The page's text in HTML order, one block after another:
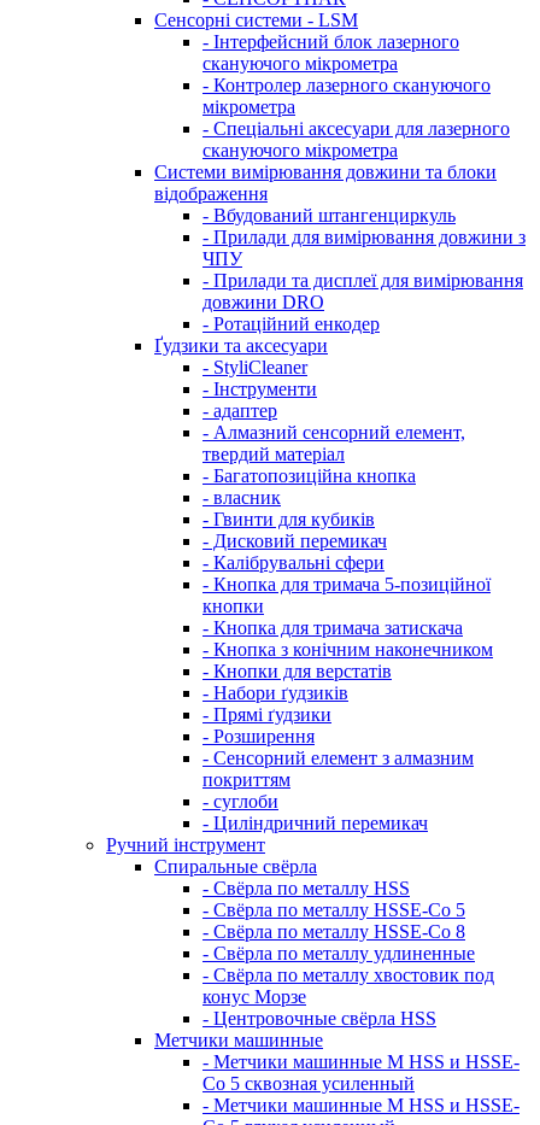
Сенсорні системи - LSM
- Інтерфейсний блок лазерного
скануючого мікрометра
- Контролер лазерного скануючого
мікрометра
- Спеціальні аксесуари для лазерного
скануючого мікрометра
Системи вимірювання довжини та блоки
відображення
- Вбудований штангенциркуль
- Прилади для вимірювання довжини з
ЧПУ
- Прилади та дисплеї для вимірювання
довжини DRO
- Ротаційний енкодер
Ґудзики та аксесуари
- StyliCleaner
- Інструменти
- адаптер
- Алмазний сенсорний елемент,
твердий матеріал
- Багатопозиційна кнопка
- власник
- Гвинти для кубиків
- Дисковий перемикач
- Калібрувальні сфери
- Кнопка для тримача 5-позиційної
кнопки
- Кнопка для тримача затискача
- Кнопка з конічним наконечником
- Кнопки для верстатів
- Набори ґудзиків
- Прямі ґудзики
- Розширення
- Сенсорний елемент з алмазним
покриттям
- суглоби
- Циліндричний перемикач
Ручний інструмент
Спиральные свёрла
- Свёрла по металлу HSS
- Свёрла по металлу HSSE-Co 5
- Свёрла по металлу HSSE-Co 8
- Свёрла по металлу удлиненные
- Свёрла по металлу хвостовик под
конус Морзе
- Центровочные свёрла HSS
Метчики машинные
- Метчики машинные M HSS и HSSE-
Co 5 сквозная усиленный
- Метчики машинные M HSS и HSSE-